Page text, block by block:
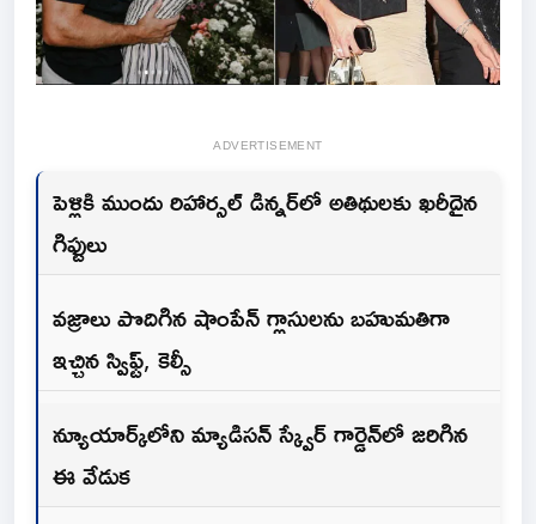
ADVERTISEMENT
పెళ్లికి ముందు రిహార్సల్ డిన్నర్‌లో అతిథులకు ఖరీదైన
గిఫ్టులు
వజ్రాలు పొదిగిన షాంపేన్ గ్లాసులను బహుమతిగా
ఇచ్చిన స్విఫ్ట్, కెల్సీ
న్యూయార్క్‌లోని మ్యాడిసన్ స్క్వేర్ గార్డెన్‌లో జరిగిన
ఈ వేడుక